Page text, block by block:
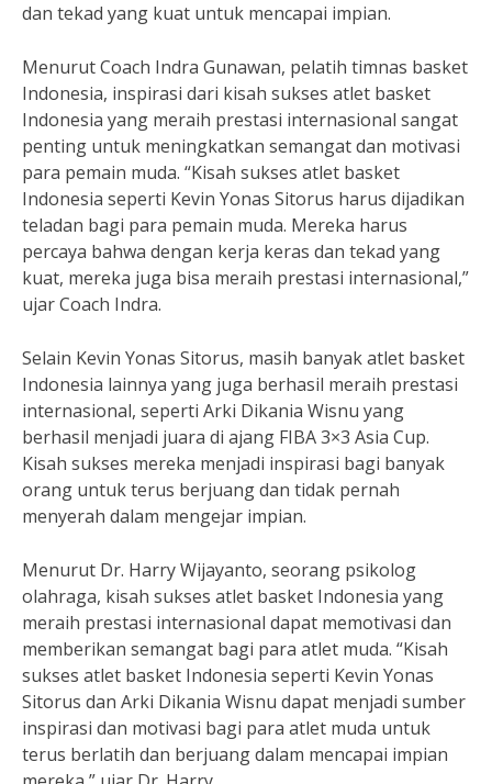
dan tekad yang kuat untuk mencapai impian.
Menurut Coach Indra Gunawan, pelatih timnas basket
Indonesia, inspirasi dari kisah sukses atlet basket
Indonesia yang meraih prestasi internasional sangat
penting untuk meningkatkan semangat dan motivasi
para pemain muda. “Kisah sukses atlet basket
Indonesia seperti Kevin Yonas Sitorus harus dijadikan
teladan bagi para pemain muda. Mereka harus
percaya bahwa dengan kerja keras dan tekad yang
kuat, mereka juga bisa meraih prestasi internasional,”
ujar Coach Indra.
Selain Kevin Yonas Sitorus, masih banyak atlet basket
Indonesia lainnya yang juga berhasil meraih prestasi
internasional, seperti Arki Dikania Wisnu yang
berhasil menjadi juara di ajang FIBA 3×3 Asia Cup.
Kisah sukses mereka menjadi inspirasi bagi banyak
orang untuk terus berjuang dan tidak pernah
menyerah dalam mengejar impian.
Menurut Dr. Harry Wijayanto, seorang psikolog
olahraga, kisah sukses atlet basket Indonesia yang
meraih prestasi internasional dapat memotivasi dan
memberikan semangat bagi para atlet muda. “Kisah
sukses atlet basket Indonesia seperti Kevin Yonas
Sitorus dan Arki Dikania Wisnu dapat menjadi sumber
inspirasi dan motivasi bagi para atlet muda untuk
terus berlatih dan berjuang dalam mencapai impian